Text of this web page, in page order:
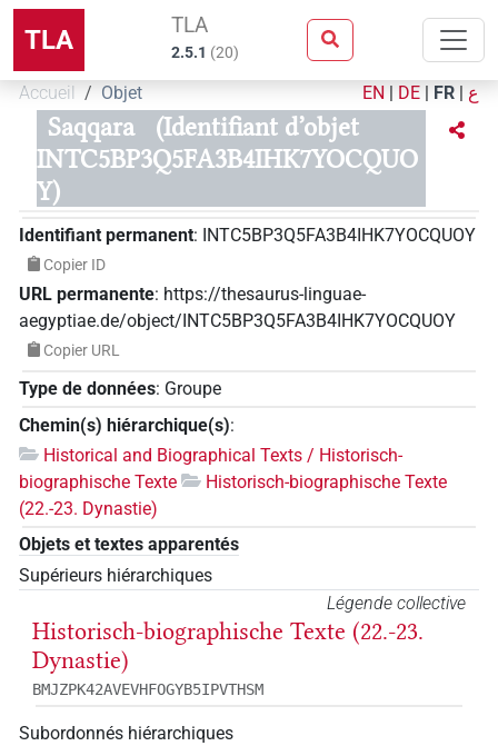
TLA TLA
2.5.1 (20)
Accueil Objet EN | DE | FR | ع
Saqqara
(Identifiant d’objet
INTC5BP3Q5FA3B4IHK7YOCQUO
Y)
Identifiant permanent: INTC5BP3Q5FA3B4IHK7YOCQUOY
Copier ID
URL permanente: https://thesaurus-linguae-
aegyptiae.de/object/INTC5BP3Q5FA3B4IHK7YOCQUOY
Copier URL
Type de données: Groupe
Chemin(s) hiérarchique(s):
Historical and Biographical Texts / Historisch-
biographische Texte
Historisch-biographische Texte
(22.-23. Dynastie)
Objets et textes apparentés
Supérieurs hiérarchiques
Légende collective
Historisch-biographische Texte (22.-23.
Dynastie)
BMJZPK42AVEVHFOGYB5IPVTHSM
Subordonnés hiérarchiques